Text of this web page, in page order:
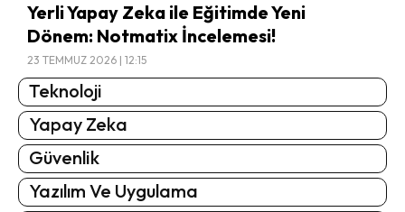
Yerli Yapay Zeka ile Eğitimde Yeni
Dönem: Notmatix İncelemesi!
23 TEMMUZ 2026 | 12:15
Teknoloji
Yapay Zeka
Güvenlik
Yazılım Ve Uygulama